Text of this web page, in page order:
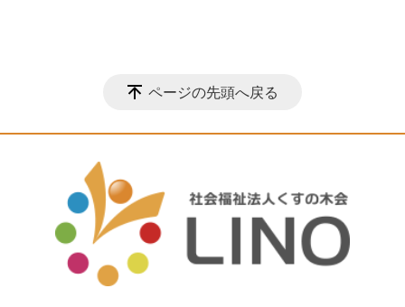
ページの先頭へ戻る